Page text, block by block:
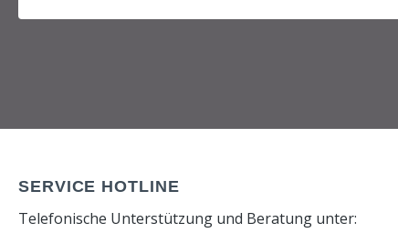
SERVICE HOTLINE
Telefonische Unterstützung und Beratung unter: